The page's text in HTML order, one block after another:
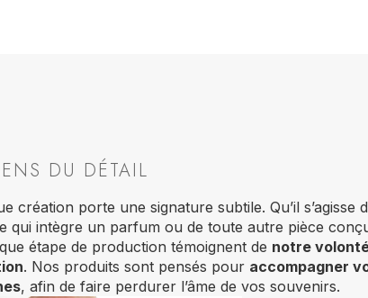
DU DÉTAIL
création porte une signature subtile. Qu’il s’agisse
qui intègre un parfum ou de toute autre pièce
étape de production témoignent de notre
. Nos produits sont pensés pour accompagner
, afin de faire perdurer l’âme de vos souvenirs.